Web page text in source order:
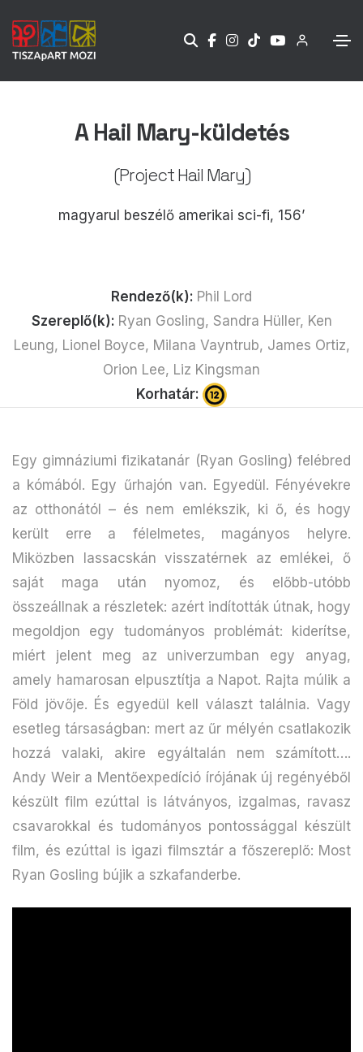
A Hail Mary-küldetés
(Project Hail Mary)
magyarul beszélő amerikai sci-fi, 156’
Rendező(k): Phil Lord
Szereplő(k): Ryan Gosling, Sandra Hüller, Ken
Leung, Lionel Boyce, Milana Vayntrub, James Ortiz,
Orion Lee, Liz Kingsman
Korhatár:
Egy gimnáziumi fizikatanár (Ryan Gosling) felébred
a kómából. Egy űrhajón van. Egyedül. Fényévekre
az otthonától – és nem emlékszik, ki ő, és hogy
került erre a félelmetes, magányos helyre.
Miközben lassacskán visszatérnek az emlékei, ő
saját maga után nyomoz, és előbb-utóbb
összeállnak a részletek: azért indították útnak, hogy
megoldjon egy tudományos problémát: kiderítse,
miért jelent meg az univerzumban egy anyag,
amely hamarosan elpusztítja a Napot. Rajta múlik a
Föld jövője. És egyedül kell választ találnia. Vagy
esetleg társaságban: mert az űr mélyén csatlakozik
hozzá valaki, akire egyáltalán nem számított….
Andy Weir a Mentőexpedíció írójának új regényéből
készült film ezúttal is látványos, izgalmas, ravasz
csavarokkal és tudományos pontossággal készült
film, és ezúttal is igazi filmsztár a főszereplő: Most
Ryan Gosling bújik a szkafanderbe.